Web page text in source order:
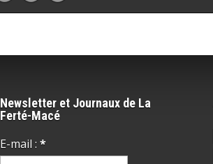
Newsletter et Journaux de La
Ferté-Macé
E-mail : *